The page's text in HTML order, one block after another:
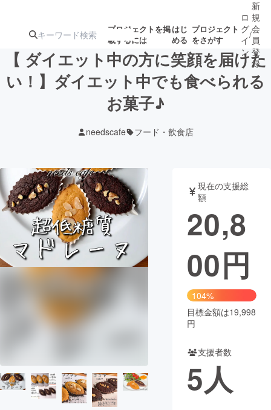
プロジェクトを掲
載するには
はじ
める
プロジェクト
をさがす
注目の新着プロ募集終了が近いプ
テクノロジー・ガジェット
映像・映画 書籍・雑誌
ビジネス・起業 チャレンジ
CAMPFIRE for Social Good
CAMPFIRE Creation
コミュニティ
ロ
グ
イ
ン
/
新
規
会
員
登
録
【 ダイエット中の方に笑顔を届けた
い！】ダイエット中でも食べられる
お菓子♪
needscafe フード・飲食店
現在の支援総
額
20,8
00円
104%
目標金額は19,998
円
支援者数
5人